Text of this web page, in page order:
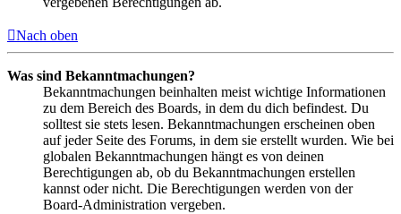
Nach oben
Was sind Bekanntmachungen?
Bekanntmachungen beinhalten meist wichtige Informationen
zu dem Bereich des Boards, in dem du dich befindest. Du
solltest sie stets lesen. Bekanntmachungen erscheinen oben
auf jeder Seite des Forums, in dem sie erstellt wurden. Wie bei
globalen Bekanntmachungen hängt es von deinen
Berechtigungen ab, ob du Bekanntmachungen erstellen
kannst oder nicht. Die Berechtigungen werden von der
Board-Administration vergeben.